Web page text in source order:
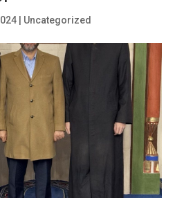
| Uncategorized